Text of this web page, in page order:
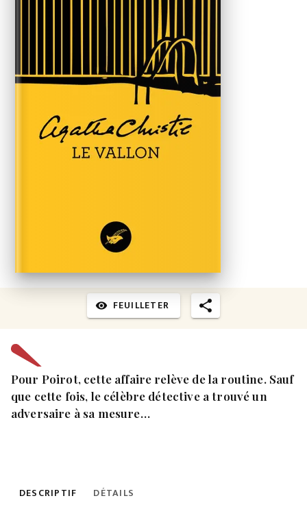
visibility FEUILLETER
Pour Poirot, cette affaire relève de la routine. Sauf
que cette fois, le célèbre détective a trouvé un
adversaire à sa mesure…
DESCRIPTIF DÉTAILS